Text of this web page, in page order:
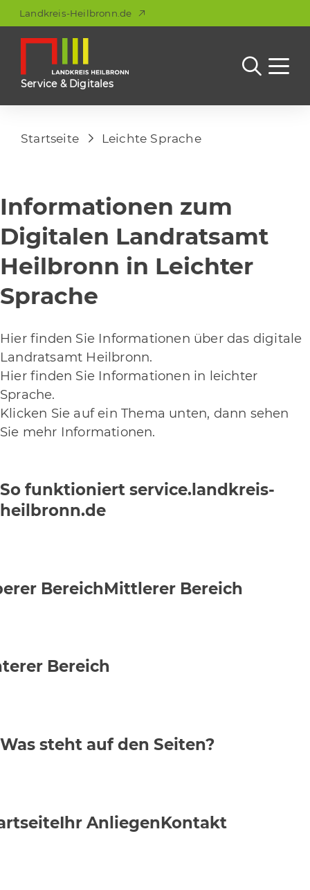
Landkreis-Heilbronn.de
Service & Digitales
Startseite Leichte Sprache
Informationen zum
Digitalen Landratsamt
Heilbronn in Leichter
Sprache
Hier finden Sie Informationen über das digitale
Landratsamt Heilbronn.
Hier finden Sie Informationen in leichter
Sprache.
Klicken Sie auf ein Thema unten, dann sehen
Sie mehr Informationen.
So funktioniert service.landkreis-
heilbronn.de
BereichMittlerer Bereich
Bereich
Was steht auf den Seiten?
Ihr AnliegenKontakt